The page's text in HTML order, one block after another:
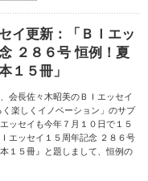
イ更新：「ＢＩエッ
２８６号 恒例！夏
１５冊」
会長佐々木昭美のＢＩエッセイ
楽しくイノベーション」のサブ
ッセイも今年７月１０日で１５
エッセイ１５周年記念 ２８６号
１５冊』と題しまして、恒例の